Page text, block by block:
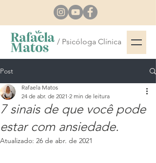
/ Psicóloga Clínica
Post
7 sinais de que você pode
estar com ansiedade.
Rafaela Matos
24 de abr. de 2021 2 min de leitura
Atualizado: 26 de abr. de 2021